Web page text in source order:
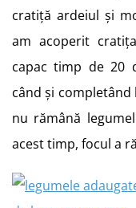
cratiță ardeiul și
am acoperit
capac timp de 20
când și
nu rămână
acest timp, focul a